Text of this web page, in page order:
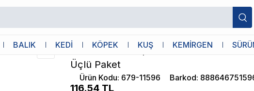
BALIK KEDİ KÖPEK KUŞ KEMİRGEN
Pawise
Pawise Pislik Toplama Torbası Yedek
Üçlü Paket
Ürün Kodu: 679-11596 Barkod:
116.54 TL